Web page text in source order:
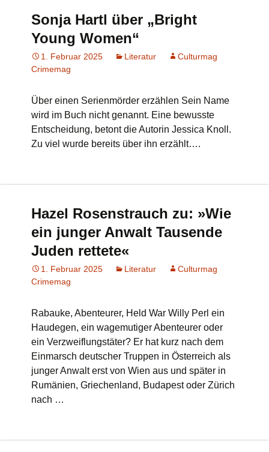
Sonja Hartl über „Bright
Young Women“
1. Februar 2025 Literatur
Culturmag
Crimemag
Über einen Serienmörder erzählen Sein Name
wird im Buch nicht genannt. Eine bewusste
Entscheidung, betont die Autorin Jessica Knoll.
Zu viel wurde bereits über ihn erzählt….
Hazel Rosenstrauch zu: »Wie
ein junger Anwalt Tausende
Juden rettete«
1. Februar 2025 Literatur
Culturmag
Crimemag
Rabauke, Abenteurer, Held War Willy Perl ein
Haudegen, ein wagemutiger Abenteurer oder
ein Verzweiflungstäter? Er hat kurz nach dem
Einmarsch deutscher Truppen in Österreich als
junger Anwalt erst von Wien aus und später in
Rumänien, Griechenland, Budapest oder Zürich
nach …